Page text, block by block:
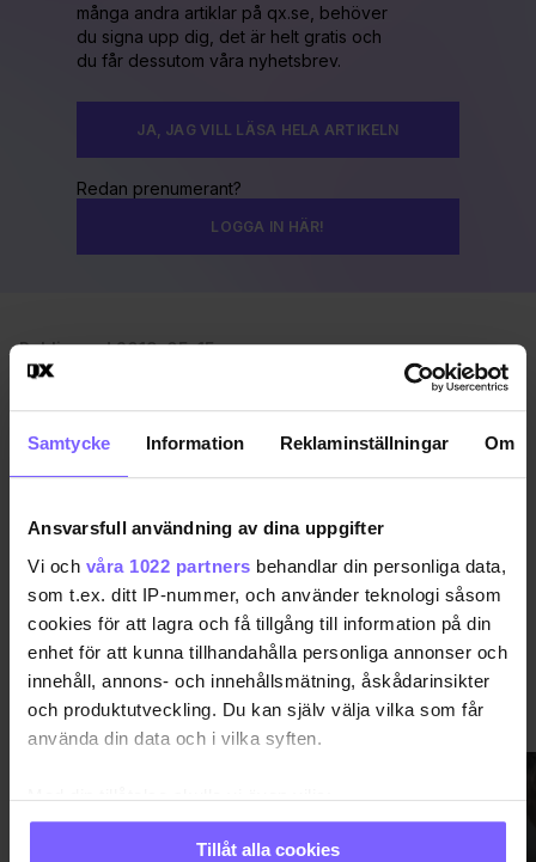
Samtycke Information Reklaminställningar Om
Ansvarsfull användning av dina uppgifter
Vi och våra 1022 partners behandlar din personliga data,
som t.ex. ditt IP-nummer, och använder teknologi såsom
cookies för att lagra och få tillgång till information på din
enhet för att kunna tillhandahålla personliga annonser och
innehåll, annons- och innehållsmätning, åskådarinsikter
och produktutveckling. Du kan själv välja vilka som får
använda din data och i vilka syften.
Med din tillåtelse skulle vi även vilja:
Samla in information om din geografiska plats
som kan ha en noggrannhet på upp till flera meter
Tillåt alla cookies
många andra artiklar på qx.se, behöver
du signa upp dig, det är helt gratis och
du får dessutom våra nyhetsbrev.
JA, JAG VILL LÄSA HELA ARTIKELN
Redan prenumerant?
LOGGA IN HÄR!
Publicerad 2019-05-15
EUROVISION MADONNA
NÖJE VISA MER NÖJE